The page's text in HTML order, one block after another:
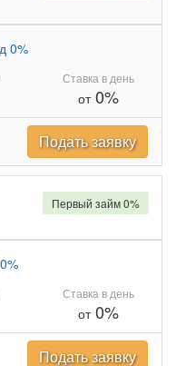
0%
Ставка в день
от0%
Подать заявку
Ставка в день
от0%
Первый займ 0%
Подать заявку